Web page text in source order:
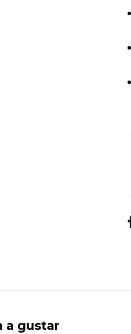
a gustar